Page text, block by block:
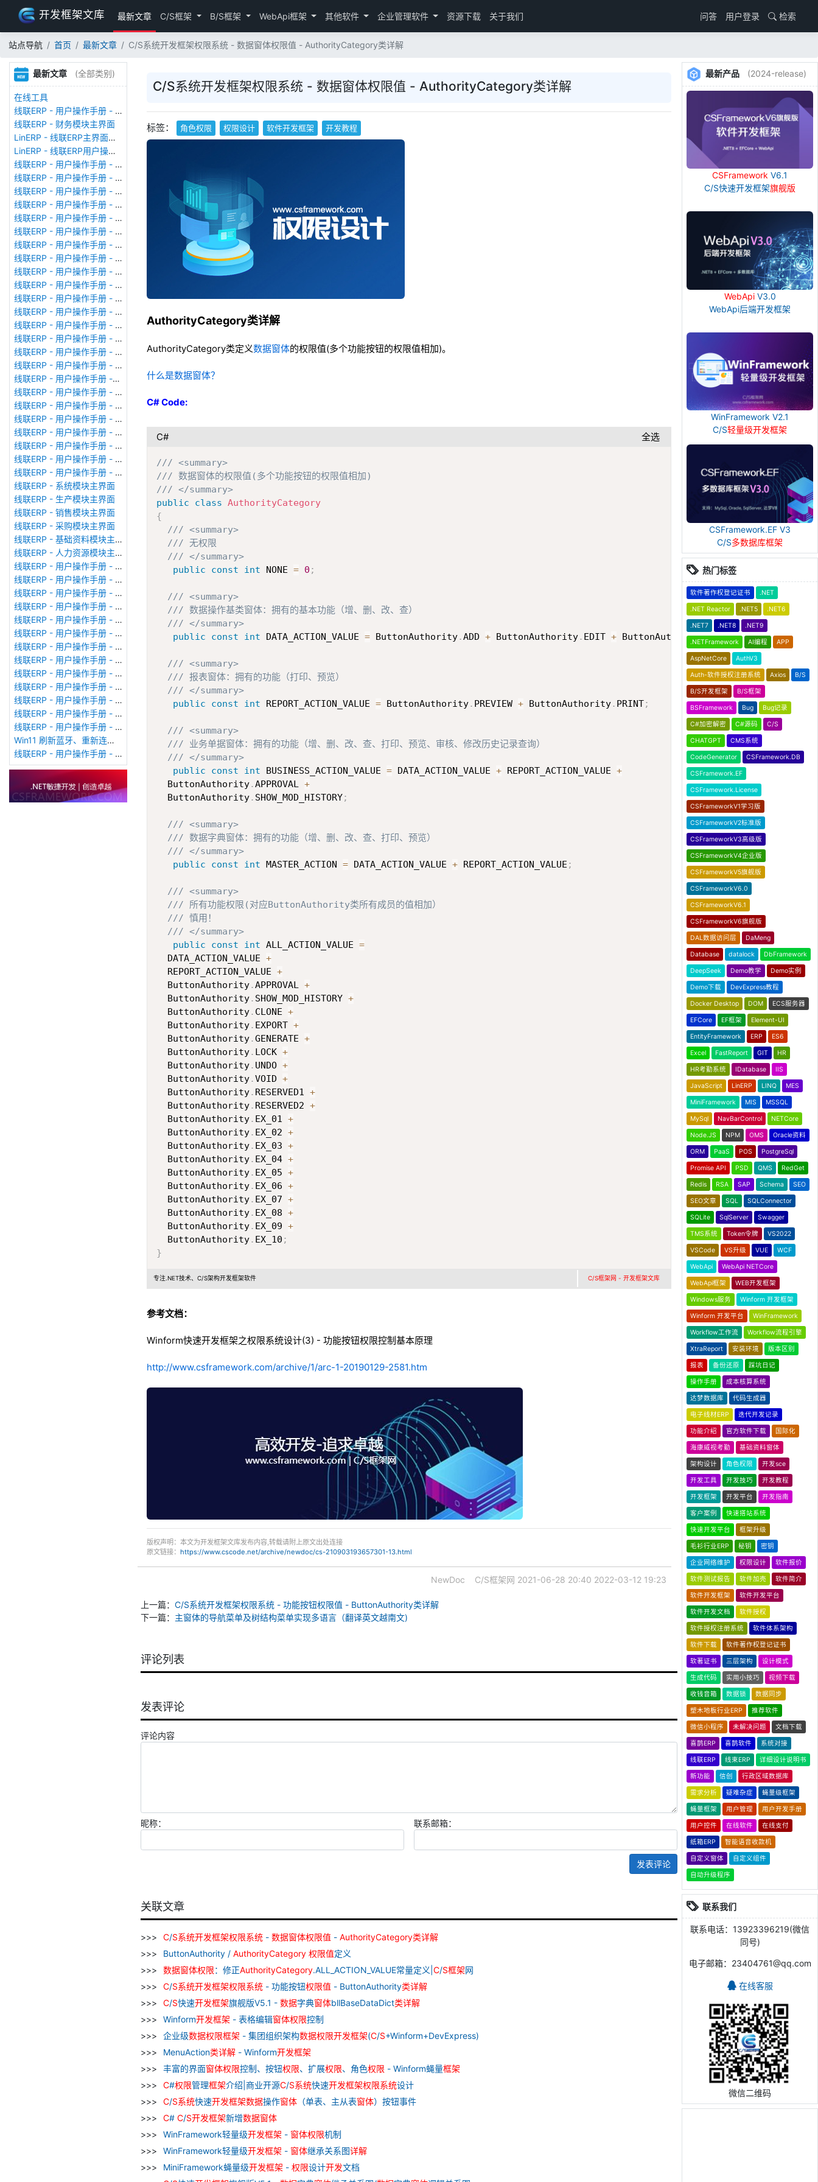
开发框架文库 最新文章 C/S框架 B/S框架 WebApi框架 其他软件 企业管理软件 资源下载 关于我们 问答 用户登录 检索
站点导航 首页 最新文章 C/S系统开发框架权限系统 - 数据窗体权限值 - AuthorityCategory类详解
最新文章 (全部类别)
在线工具
线联ERP - 用户操作手册 - 存货期初
线联ERP - 财务模块主界面
LinERP - 线联ERP主界面（HOME）
LinERP - 线联ERP用户操作手册 - 系统登陆
线联ERP - 用户操作手册 - 查看在线用户
线联ERP - 用户操作手册 - 数据备份
线联ERP - 用户操作手册 - 工厂管理
线联ERP - 用户操作手册 - 帐套管理
线联ERP - 用户操作手册 - 语种设置
线联ERP - 用户操作手册 - 国际化多语言
线联ERP - 用户操作手册 - 报表管理
线联ERP - 用户操作手册 - 字段名管理
线联ERP - 用户操作手册 - 模块管理
线联ERP - 用户操作手册 - 广播消息
线联ERP - 用户操作手册 - 审计日志
线联ERP - 用户操作手册 - 公司资料设置
线联ERP - 用户操作手册 - 系统参数设置
线联ERP - 用户操作手册 - 单据类型
线联ERP - 用户操作手册 - 号码规则
线联ERP - 用户操作手册 - 功能菜单
线联ERP - 用户操作手册 -分配临时角色
线联ERP - 用户操作手册 - 组织架构
线联ERP - 用户操作手册 - 用户管理
线联ERP - 用户操作手册 - 角色/岗位管理
线联ERP - 用户操作手册 - 暂估入库明细表
线联ERP - 用户操作手册 - 物料收发明细表
线联ERP - 用户操作手册 - 即时库存余额表
线联ERP - 用户操作手册 - 库存账龄分析表
线联ERP - 系统模块主界面
线联ERP - 生产模块主界面
线联ERP - 销售模块主界面
线联ERP - 采购模块主界面
线联ERP - 基础资料模块主界面
线联ERP - 人力资源模块主界面
线联ERP - 用户操作手册 - 个人考勤报表（横向）
线联ERP - 用户操作手册 - 部门考勤报表
线联ERP - 用户操作手册 - 个人考勤报表
线联ERP - 用户操作手册 - 考勤计算
线联ERP - 用户操作手册 - 节假日管理
线联ERP - 用户操作手册 - 请假管理
线联ERP - 用户操作手册 - 补卡管理
线联ERP - 用户操作手册 - 考勤设备管理
线联ERP - 用户操作手册 - 考勤参数配置
线联ERP - 用户操作手册 - 考勤设备绑定
线联ERP - 用户操作手册 - 员工档案
线联ERP - 用户操作手册 - 班次管理
线联ERP - 用户操作手册 - 排班管理
Win11 刷新蓝牙、重新连接蓝牙音响
线联ERP - 用户操作手册 - 成品入库单
C/S系统开发框架权限系统 - 数据窗体权限值 - AuthorityCategory类详解
标签： 角色权限 权限设计 软件开发框架 开发教程
AuthorityCategory类详解
AuthorityCategory类定义数据窗体的权限值(多个功能按钮的权限值相加)。
什么是数据窗体？
C# Code:
C# 全选
/// <summary>
/// 数据窗体的权限值(多个功能按钮的权限值相加)
/// </summary>
public
class AuthorityCategory
{
/// <summary>
/// 无权限
/// </summary>
public
const int NONE = 0 ;
/// <summary>
/// 数据操作基类窗体：拥有的基本功能（增、删、改、查）
/// </summary>
public
const int DATA_ACTION_VALUE = ButtonAuthority.ADD + ButtonAuthority. EDIT + ButtonAuthority.DELETE +
/// <summary>
/// 报表窗体：拥有的功能（打印、预览）
/// </summary>
public
const int REPORT_ACTION_VALUE = ButtonAuthority. PREVIEW + ButtonAuthority. PRINT;
/// <summary>
/// 业务单据窗体：拥有的功能（增、删、改、查、打印、预览、审核、修改历史记录查询）
/// </summary>
public
const int BUSINESS_ACTION_VALUE = DATA_ACTION_VALUE + REPORT_ACTION_VALUE +
ButtonAuthority.APPROVAL +
ButtonAuthority. SHOW_MOD_HISTORY;
/// <summary>
/// 数据字典窗体：拥有的功能（增、删、改、查、打印、预览）
/// </summary>
public
const int MASTER_ACTION = DATA_ACTION_VALUE + REPORT_ACTION_VALUE ;
/// <summary>
/// 所有功能权限(对应ButtonAuthority类所有成员的值相加）
/// 慎用！
/// </summary>
public
const int ALL_ACTION_VALUE =
DATA_ACTION_VALUE +
REPORT_ACTION_VALUE +
ButtonAuthority.APPROVAL +
ButtonAuthority. SHOW_MOD_HISTORY +
ButtonAuthority. CLONE +
ButtonAuthority. EXPORT +
ButtonAuthority.GENERATE +
ButtonAuthority. LOCK +
ButtonAuthority. UNDO +
ButtonAuthority.VOID +
ButtonAuthority. RESERVED1 +
ButtonAuthority. RESERVED2 +
ButtonAuthority. EX_01 +
ButtonAuthority. EX_02 +
ButtonAuthority. EX_03 +
ButtonAuthority. EX_04 +
ButtonAuthority. EX_05 +
ButtonAuthority. EX_06 +
ButtonAuthority. EX_07 +
ButtonAuthority. EX_08 +
ButtonAuthority. EX_09 +
ButtonAuthority. EX_10 ;
}
专注.NET技术、C/S架构开发框架软件 C/S框架网 - 开发框架文库
参考文档：
Winform快速开发框架之权限系统设计(3) - 功能按钮权限控制基本原理
http://www.csframework.com/archive/1/arc-1-20190129-2581.htm
版权声明：本文为开发框架文库发布内容,转载请附上原文出处连接
原文链接： https://www.cscode.net/archive/newdoc/cs-210903193657301-13.html
NewDoc C/S框架网 2021-06-28 20:40 2022-03-12 19:23
上一篇： C/S系统开发框架权限系统 - 功能按钮权限值 - ButtonAuthority类详解
下一篇： 主窗体的导航菜单及树结构菜单实现多语言（翻译英文越南文)
评论列表
发表评论
评论内容
昵称： 联系邮箱：
发表评论
关联文章
C/S系统开发框架权限系统 - 数据窗体权限值 - AuthorityCategory类详解
ButtonAuthority / AuthorityCategory 权限值定义
数据窗体权限：修正AuthorityCategory.ALL_ACTION_VALUE常量定义| C/S框架网
C/S系统开发框架权限系统 - 功能按钮权限值 - ButtonAuthority类详解
C/S快速开发框架旗舰版V5.1 - 数据字典窗体bllBaseDataDict类详解
Winform开发框架 - 表格编辑窗体权限控制
企业级数据权限框架 - 集团组织架构数据权限开发框架(C/S+Winform+DevExpress)
MenuAction类详解 - Winform开发框架
丰富的界面窗体权限控制、按钮权限、扩展权限、角色权限 - Winform蝇量框架
C#权限管理框架介绍|商业开源C/S系统快速开发框架权限系统设计
C/S系统快速开发框架数据操作窗体 （单表、主从表窗体）按钮事件
C# C/S开发框架新增数据窗体
WinFramework轻量级开发框架 - 窗体权限机制
WinFramework轻量级开发框架 - 窗体继承关系图详解
MiniFramework蝇量级开发框架 - 权限设计开发文档
最新产品 (2024-release)
CSFramework V6.1
C/S快速开发框架旗舰版
WebApiV3.0
WebApi后端开发框架
WinFramework V2.1
C/S轻量级开发框架
CSFramework.EF V3
C/S多数据库框架
热门标签
软件著作权登记证书 .NET
.NET Reactor .NET5 .NET6
.NET7 .NET8 .NET9
.NETFramework AI编程 APP
AspNetCore AuthV3
Auth-软件授权注册系统 Axios B/S
B/S开发框架 B/S框架
BSFramework Bug Bug记录
C#加密解密 C#源码 C/S
CHATGPT CMS系统
CodeGenerator CSFramework.DB
CSFramework.EF
CSFramework.License
CSFrameworkV1学习版
CSFrameworkV2标准版
CSFrameworkV3高级版
CSFrameworkV4企业版
CSFrameworkV5旗舰版
CSFrameworkV6.0
CSFrameworkV6.1
CSFrameworkV6旗舰版
DAL数据访问层 DaMeng
Database datalock DbFramework
DeepSeek Demo教学 Demo实例
Demo下载 DevExpress教程
Docker Desktop DOM ECS服务器
EFCore EF框架 Element-UI
EntityFramework ERP ES6
Excel FastReport GIT HR
HR考勤系统 IDatabase IIS
JavaScript LinERP LINQ MES
MiniFramework MIS MSSQL
MySql NavBarControl NETCore
Node.JS NPM OMS Oracle资料
ORM PaaS POS PostgreSql
Promise API PSD QMS RedGet
Redis RSA SAP Schema SEO
SEO文章 SQL SQLConnector
SQLite SqlServer Swagger
TMS系统 Token令牌 VS2022
VSCode VS升级 VUE WCF
WebApi WebApi NETCore
WebApi框架 WEB开发框架
Windows服务 Winform 开发框架
Winform 开发平台 WinFramework
Workflow工作流 Workflow流程引擎
XtraReport 安装环境 版本区别
报表 备份还原 踩坑日记
操作手册 成本核算系统
达梦数据库 代码生成器
电子线材ERP 迭代开发记录
功能介绍 官方软件下载 国际化
海康威视考勤 基础资料窗体
架构设计 角色权限 开发sce
开发工具 开发技巧 开发教程
开发框架 开发平台 开发指南
客户案例 快速搭站系统
快速开发平台 框架升级
毛衫行业ERP 秘钥 密钥
企业网络维护 权限设计 软件报价
软件测试报告 软件加壳 软件简介
软件开发框架 软件开发平台
软件开发文档 软件授权
软件授权注册系统 软件体系架构
软件下载 软件著作权登记证书
软著证书 三层架构 设计模式
生成代码 实用小技巧 视频下载
收钱音箱 数据锁 数据同步
塑木地板行业ERP 推荐软件
微信小程序 未解决问题 文档下载
喜鹊ERP 喜鹊软件 系统对接
线联ERP 线束ERP 详细设计说明书
新功能 信创 行政区域数据库
需求分析 疑难杂症 蝇量级框架
蝇量框架 用户管理 用户开发手册
用户控件 在线软件 在线支付
纸箱ERP 智能语音收款机
自定义窗体 自定义组件
自动升级程序
联系我们
联系电话：13923396219(微信
同号)
电子邮箱：23404761@qq.com
在线客服
微信二维码